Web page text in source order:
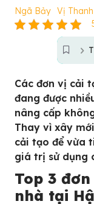
Ngã Bảy Vị Thanh
Các đơn vị cải
đang được
nâng cấp
Thay vì xây
cải tạo để vừa
giá trị sử dụng
Top 3
nhà tại